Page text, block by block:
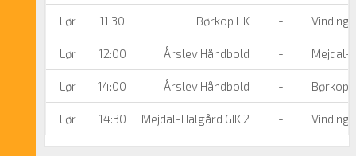
Lør 11:30 Børkop HK - Vinding
Lør 12:00 Årslev Håndbold - Mejdal-
Lør 14:00 Årslev Håndbold - Børkop
Lør 14:30 Mejdal-Halgård GIK 2 - Vinding